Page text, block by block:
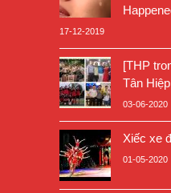
17-12-2019
[THP
Tân
03-06-2020
Xiếc xe
01-05-2020